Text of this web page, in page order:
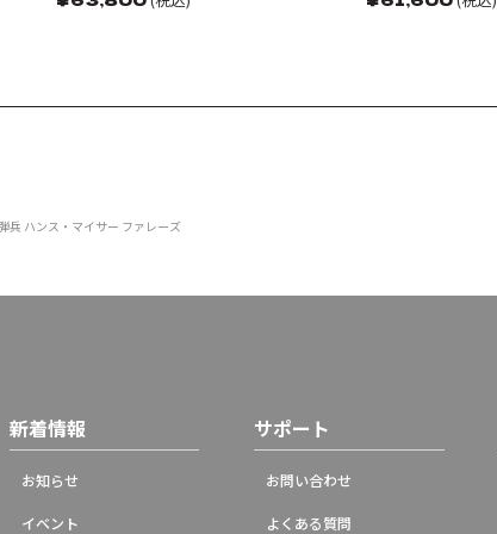
兵 ハンス・マイサー ファレーズ
新着情報
お知らせ
イベント
サポート
お問い合わせ
よくある質問